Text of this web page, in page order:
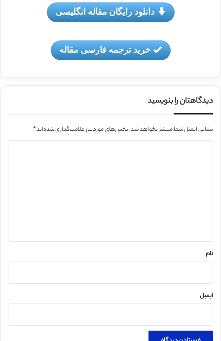
دانلود رایگان مقاله انگلیسی
خرید ترجمه فارسی مقاله
دیدگاهتان را بنویسید
نشانی ایمیل شما منتشر نخواهد شد.بخش‌های موردنیاز علامت‌گذاری شده‌اند*
نام
ایمیل